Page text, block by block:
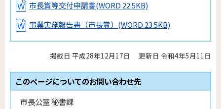
市長賞等交付申請書(WORD 22.5KB)
事業実施報告書（市長賞） (WORD 23.5KB)
掲載日 平成28年12月17日 更新日 令和4年5月11日
このページについてのお問い合わせ先
市長公室 秘書課